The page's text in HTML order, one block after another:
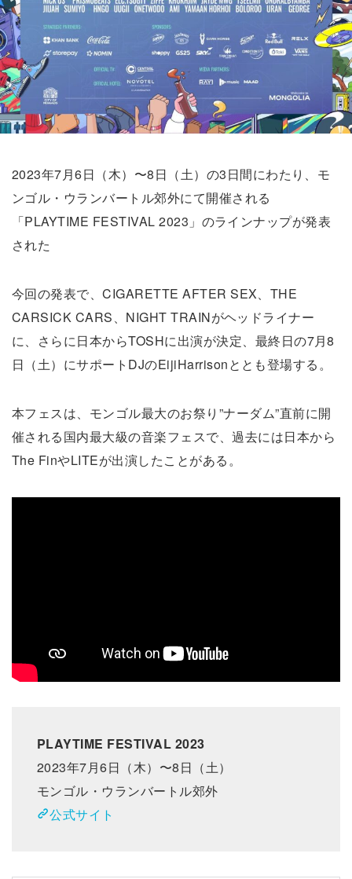
2023年7月6日（木）〜8日（土）の3日間にわたり、モ
ンゴル・ウランバートル郊外にて開催される
「PLAYTIME FESTIVAL 2023」のラインナップが発表
された
今回の発表で、CIGARETTE AFTER SEX、THE
CARSICK CARS、NIGHT TRAINがヘッドライナー
に、さらに日本からTOSHに出演が決定、最終日の7月8
日（土）にサポートDJのEijiHarrisonととも登場する。
本フェスは、モンゴル最大のお祭り”ナーダム”直前に開
催される国内最大級の音楽フェスで、過去には日本から
The FinやLITEが出演したことがある。
PLAYTIME FESTIVAL 2023
2023年7月6日（木）〜8日（土）
モンゴル・ウランバートル郊外
公式サイト